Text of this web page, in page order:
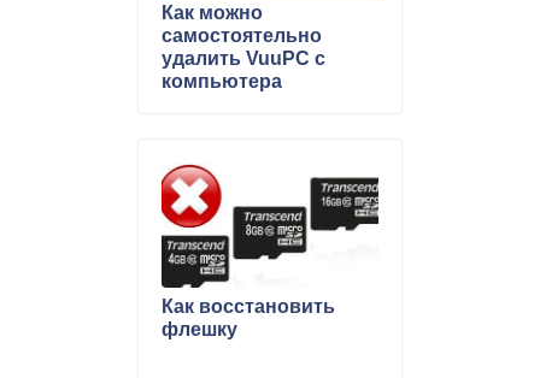
Как можно
самостоятельно
удалить VuuPC с
компьютера
Как восстановить
флешку